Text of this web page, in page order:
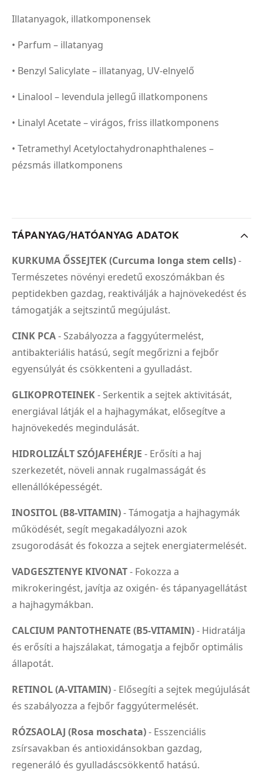
Illatanyagok, illatkomponensek
• Parfum – illatanyag
• Benzyl Salicylate – illatanyag, UV-elnyelő
• Linalool – levendula jellegű illatkomponens
• Linalyl Acetate – virágos, friss illatkomponens
• Tetramethyl Acetyloctahydronaphthalenes –
pézsmás illatkomponens
TÁPANYAG/HATÓANYAG ADATOK
KURKUMA ŐSSEJTEK (Curcuma longa stem cells)-
Természetes növényi eredetű exoszómákban és
peptidekben gazdag, reaktiválják a hajnövekedést és
támogatják a sejtszintű megújulást.
CINK PCA- Szabályozza a faggyútermelést,
antibakteriális hatású, segít megőrizni a fejbőr
egyensúlyát és csökkenteni a gyulladást.
GLIKOPROTEINEK- Serkentik a sejtek aktivitását,
energiával látják el a hajhagymákat, elősegítve a
hajnövekedés megindulását.
HIDROLIZÁLT SZÓJAFEHÉRJE - Erősíti a haj
szerkezetét, növeli annak rugalmasságát és
ellenállóképességét.
INOSITOL (B8-VITAMIN)- Támogatja a hajhagymák
működését, segít megakadályozni azok
zsugorodását és fokozza a sejtek energiatermelését.
VADGESZTENYE KIVONAT- Fokozza a
mikrokeringést, javítja az oxigén- és tápanyagellátást
a hajhagymákban.
CALCIUM PANTOTHENATE (B5-VITAMIN)- Hidratálja
és erősíti a hajszálakat, támogatja a fejbőr optimális
állapotát.
RETINOL (A-VITAMIN)- Elősegíti a sejtek megújulását
és szabályozza a fejbőr faggyútermelését.
RÓZSAOLAJ (Rosa moschata)- Esszenciális
zsírsavakban és antioxidánsokban gazdag,
regeneráló és gyulladáscsökkentő hatású.